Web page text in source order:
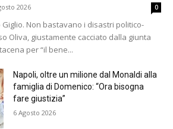
2026 0
Giglio. Non bastavano i disastri politico-
Oliva, giustamente cacciato dalla giunta
per “il bene...
Napoli, oltre un milione dal Monaldi alla
famiglia di Domenico: “Ora bisogna
fare giustizia”
6 Agosto 2026